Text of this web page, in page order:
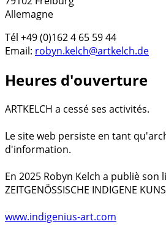
Allemagne
Tél +49 (0)162 4 65 59 44
Email: robyn.kelch@artkelch.de
Heures d'ouverture
ARTKELCH a cessé ses activités.
Le site web persiste en tant
d'information.
En 2025 Robyn Kelch a publiè son
ZEITGENÖSSISCHE INDIGENE
www.indigenius-art.com